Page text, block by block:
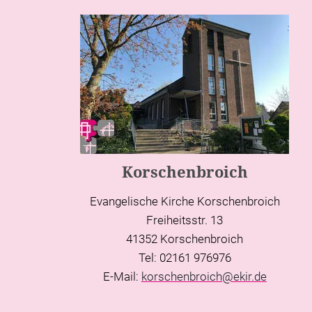
Korschenbroich
Evangelische Kirche Korschenbroich
Freiheitsstr. 13
41352 Korschenbroich
Tel: 02161 976976
E-Mail: korschenbroich@ekir.de